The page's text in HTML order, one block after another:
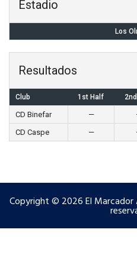
Estadio
Los
Resultados
Club 1st Half
CD Binefar —
CD Caspe
—
Copyright © 2026 El Marcador